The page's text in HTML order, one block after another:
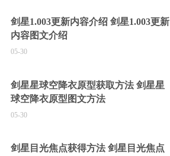
剑星1.003更新内容介绍 剑星1.003更新
内容图文介绍
05-30
剑星星球空降衣原型获取方法 剑星星
球空降衣原型图文方法
05-30
剑星目光焦点获得方法 剑星目光焦点